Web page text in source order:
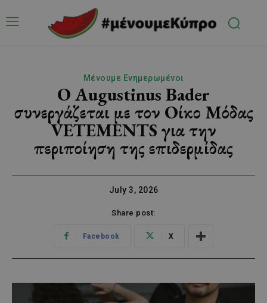
Μένουμε Ενημερωμένοι
Ο Augustinus Bader
συνεργάζεται με τον Οίκο Μόδας
VETEMENTS για την
περιποίηση της επιδερμίδας
July 3, 2026
Share post:
Facebook X